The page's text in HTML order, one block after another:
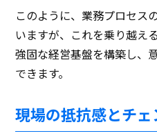
このように、業務プロセス
いますが、これを乗り越え
強固な経営基盤を構築し、
できます。
現場の抵抗感とチ